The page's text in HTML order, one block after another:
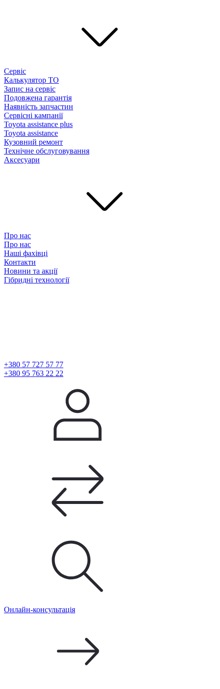
Сервіс
Калькулятор ТО
Запис на сервіс
Подовжена гарантія
Наявність запчастин
Сервісні кампанії
Toyota assistance plus
Toyota assistance
Кузовний ремонт
Технічне обслуговування
Аксесуари
Про нас
Про нас
Наші фахівці
Контакти
Новини та акції
Гібридні технології
+380 57 727 57 77
+380 95 763 22 22
Онлайн-консультація